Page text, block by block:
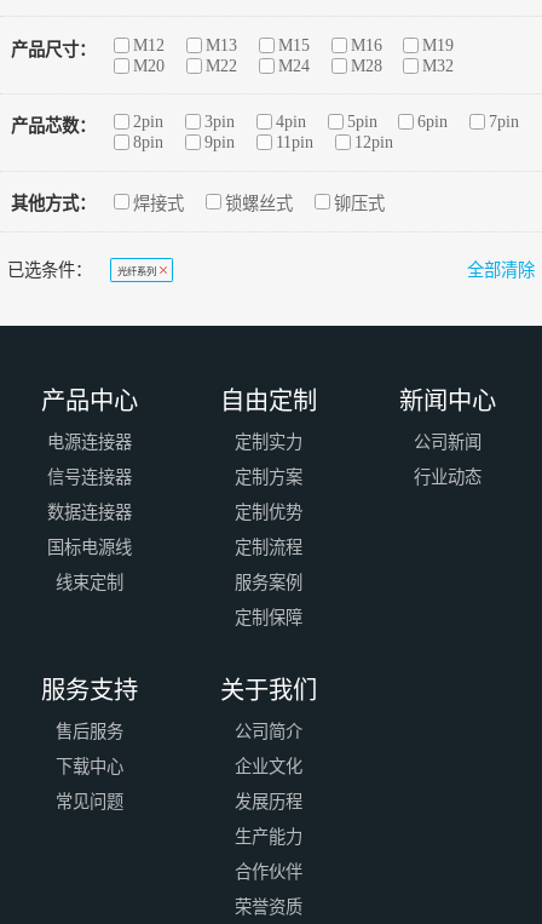
产品尺寸： M12 M13 M15 M16
M19
M20
M22 M24 M28 M32
产品芯数： 2pin 3pin 4pin 5pin 6pin
7pin
8pin
9pin 11pin 12pin
其他方式： 焊接式 锁螺丝式 铆压式
已选条件： 光纤系列 全部清除
产品中心
电源连接器
信号连接器
数据连接器
国标电源线
线束定制
自由定制
定制实力
定制方案
定制优势
定制流程
服务案例
定制保障
新闻中心
公司新闻
行业动态
服务支持
售后服务
下载中心
常见问题
关于我们
公司简介
企业文化
发展历程
生产能力
合作伙伴
荣誉资质